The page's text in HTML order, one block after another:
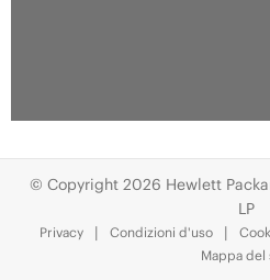
© Copyright 2026 Hewlett
LP
Privacy Condizioni d'uso
Mappa del